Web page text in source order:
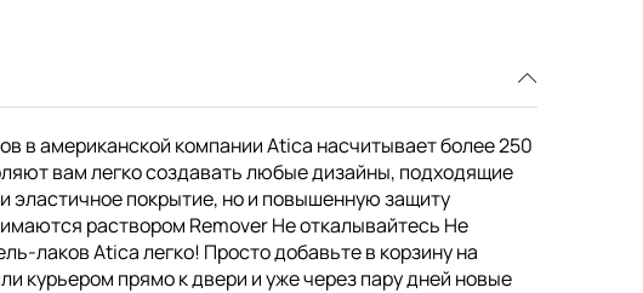
в американской компании Atica насчитывает более 250
вам легко создавать любые дизайны, подходящие
эластичное покрытие, но и повышенную защиту
раствором Remover Не откалывайтесь Не
лаков Atica легко! Просто добавьте в корзину на
курьером прямо к двери и уже через пару дней новые